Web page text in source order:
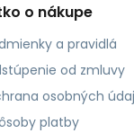
o nákupe
a pravidlá
od zmluvy
osobných
platby